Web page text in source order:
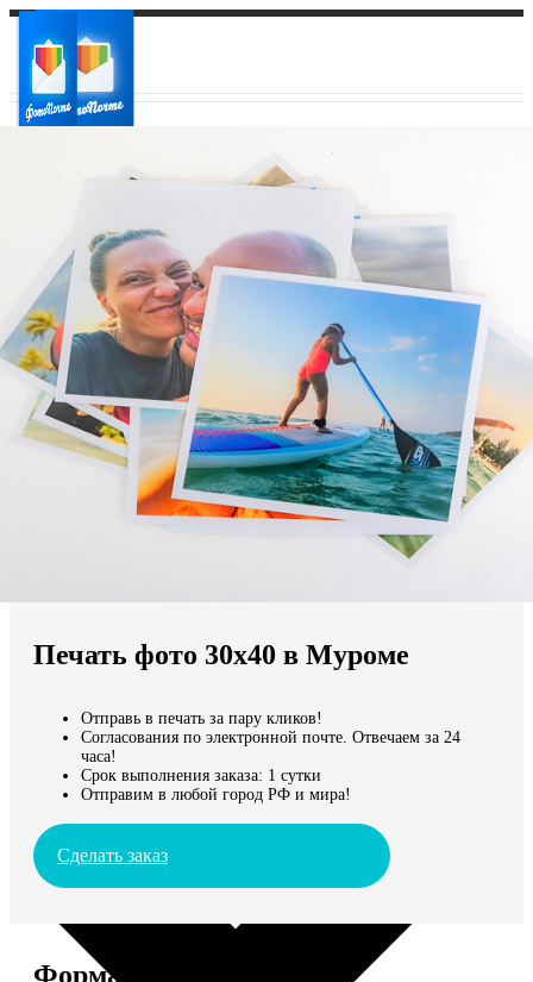
Ваш регион доставки
Выберите из списка:
Мы доставляем по всему миру
Продолжить без города
Печать фото 30х40 в Муроме
Отправь в печать за пару кликов!
Согласования по электронной почте. Отвечаем за 24
часа!
Срок выполнения заказа: 1 сутки
Отправим в любой город РФ и мира!
Сделать заказ
Форматы и цены